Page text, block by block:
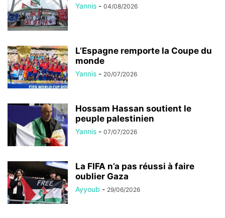
Yannis - 04/08/2026
L’Espagne remporte la Coupe du
monde
Yannis - 20/07/2026
Hossam Hassan soutient le
peuple palestinien
Yannis - 07/07/2026
La FIFA n’a pas réussi à faire
oublier Gaza
Ayyoub - 29/06/2026